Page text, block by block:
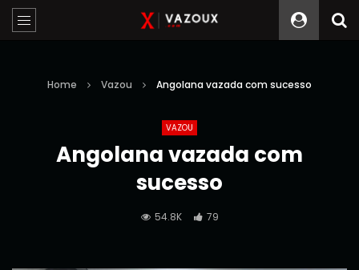
Home Vazou Angolana vazada com sucesso
VAZOU
Angolana vazada com
sucesso
54.8K 79